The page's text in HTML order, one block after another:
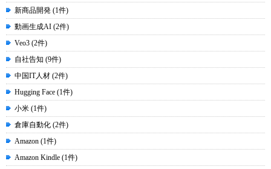
新商品開発 (1件)
動画生成AI (2件)
Veo3 (2件)
自社告知 (9件)
中国IT人材 (2件)
Hugging Face (1件)
小米 (1件)
倉庫自動化 (2件)
Amazon (1件)
Amazon Kindle (1件)